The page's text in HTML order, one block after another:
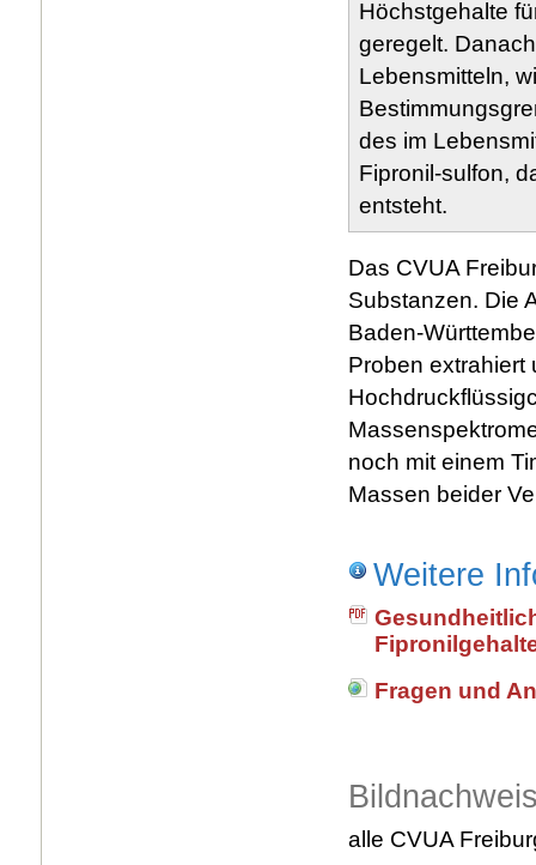
Höchstgehalte
geregelt.
Lebensmitteln,
des im
Fipronil-sulfon,
entsteht.
Das CVUA
Substanzen. Die
Baden-
Proben extrahiert
noch mit einem
Massen beider
Weitere
Fragen und
alle CVUA